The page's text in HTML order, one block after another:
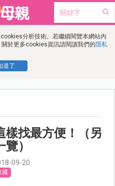
分析技術。若繼續閱覽本網站內
於更多cookies資訊請閱讀我們的隱私
道了
樣找最方便！（另
）
09-20
藏